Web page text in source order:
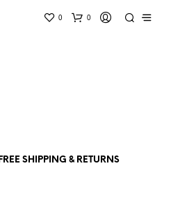
0 0
SHIPPING & RETURNS